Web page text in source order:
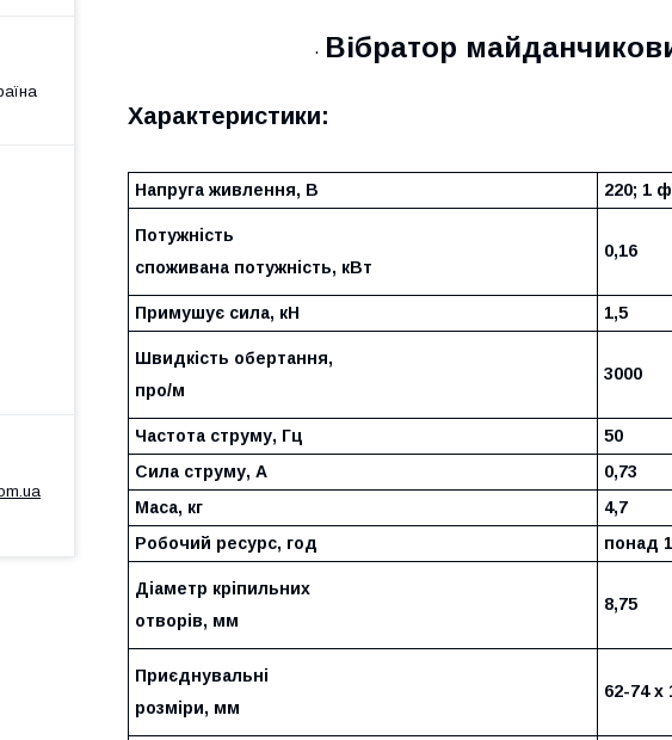
· Вібратор
Характеристики:
Напруга живлення, В 220; 1
Потужність
споживана потужність, кВт
0,16
Примушує сила, кН 1,5
Швидкість обертання,
про/м
3000
Частота струму, Гц
50
Сила струму, А
0,73
Маса, кг
4,7
Робочий ресурс, год
понад
Діаметр кріпильних
отворів, мм
8,75
Приєднувальні
розміри, мм
62-74 х